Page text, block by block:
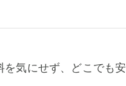
気にせず、どこでも安